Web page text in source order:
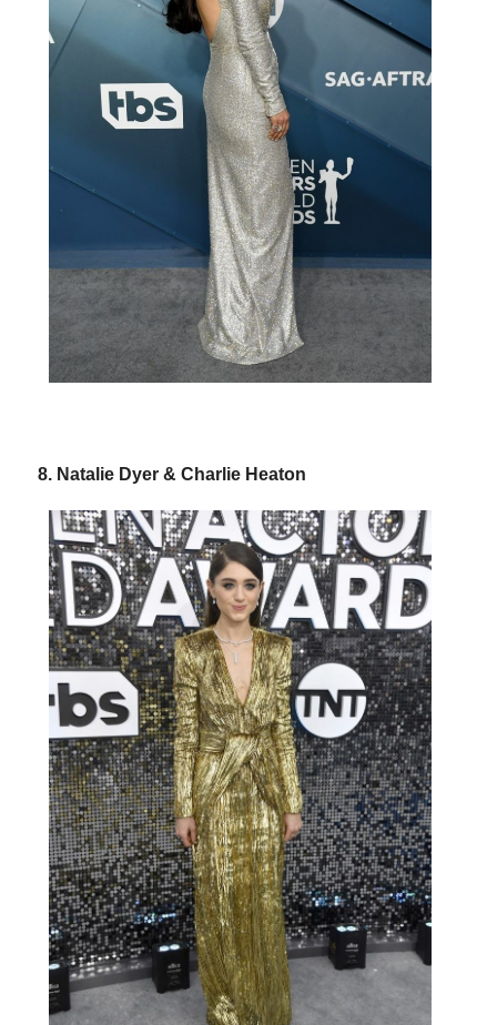
8. Natalie Dyer & Charlie Heaton